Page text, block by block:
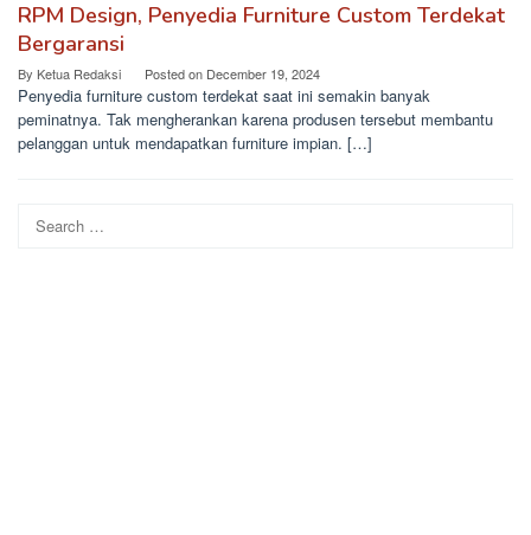
RPM Design, Penyedia Furniture Custom Terdekat
Bergaransi
By Ketua Redaksi Posted on December 19, 2024
Penyedia furniture custom terdekat saat ini semakin banyak
peminatnya. Tak mengherankan karena produsen tersebut membantu
pelanggan untuk mendapatkan furniture impian. […]
Search
for: